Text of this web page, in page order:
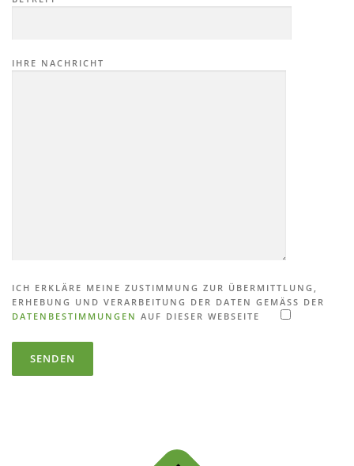
IHRE NACHRICHT
ICH ERKLÄRE MEINE ZUSTIMMUNG ZUR ÜBERMITTLUNG,
ERHEBUNG UND VERARBEITUNG DER DATEN GEMÄSS DER
DATENBESTIMMUNGEN AUF DIESER WEBSEITE